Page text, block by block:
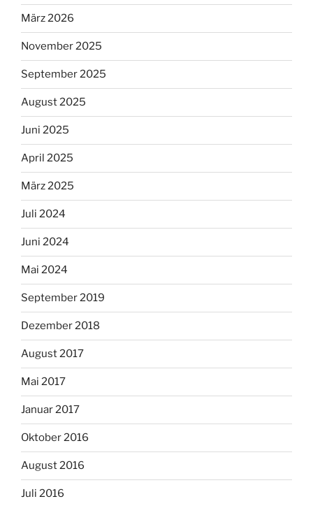
März 2026
November 2025
September 2025
August 2025
Juni 2025
April 2025
März 2025
Juli 2024
Juni 2024
Mai 2024
September 2019
Dezember 2018
August 2017
Mai 2017
Januar 2017
Oktober 2016
August 2016
Juli 2016